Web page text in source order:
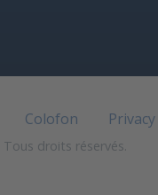
Colofon
droits réservés.